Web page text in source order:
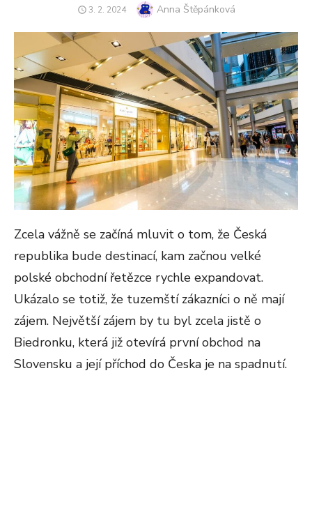
POSTED
3. 2. 2024 Author
Anna Štěpánková
Zcela vážně se začíná mluvit o tom, že Česká
republika bude destinací, kam začnou velké
polské obchodní řetězce rychle expandovat.
Ukázalo se totiž, že tuzemští zákazníci o ně mají
zájem. Největší zájem by tu byl zcela jistě o
Biedronku, která již otevírá první obchod na
Slovensku a její příchod do Česka je na spadnutí.